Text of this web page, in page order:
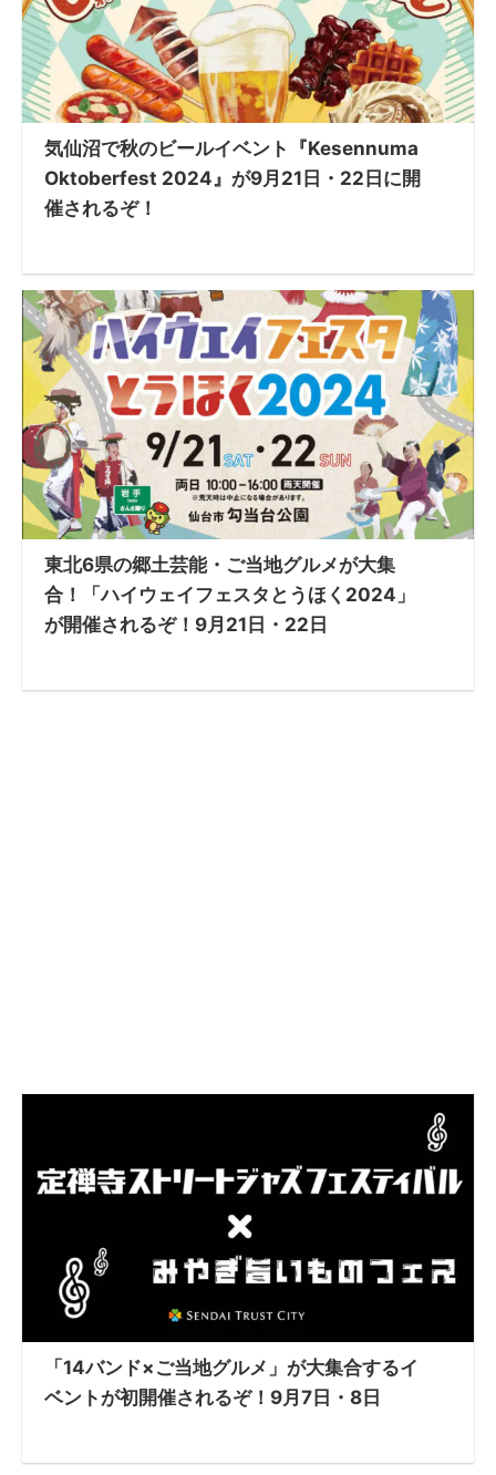
気仙沼で秋のビールイベント『Kesennuma
Oktoberfest 2024』が9月21日・22日に開
催されるぞ！
東北6県の郷土芸能・ご当地グルメが大集
合！「ハイウェイフェスタとうほく2024」
が開催されるぞ！9月21日・22日
「14バンド×ご当地グルメ」が大集合するイ
ベントが初開催されるぞ！9月7日・8日